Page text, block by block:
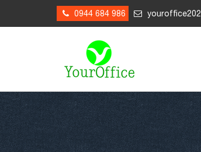
0944 684 986